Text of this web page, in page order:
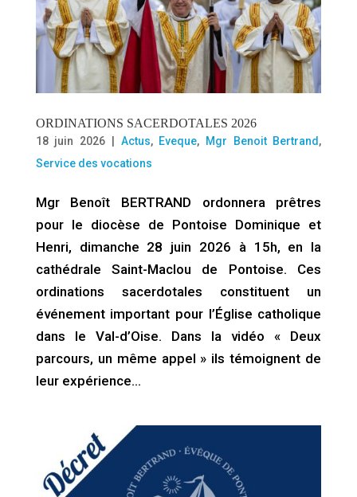
ORDINATIONS SACERDOTALES 2026
18 juin 2026 Actus, Eveque, Mgr Benoit Bertrand ,
Service des vocations
Mgr Benoît BERTRAND ordonnera prêtres
pour le diocèse de Pontoise Dominique et
Henri, dimanche 28 juin 2026 à 15h, en la
cathédrale Saint-Maclou de Pontoise. Ces
ordinations sacerdotales constituent un
événement important pour l’Église catholique
dans le Val-d’Oise. Dans la vidéo « Deux
parcours, un même appel » ils témoignent de
leur expérience…